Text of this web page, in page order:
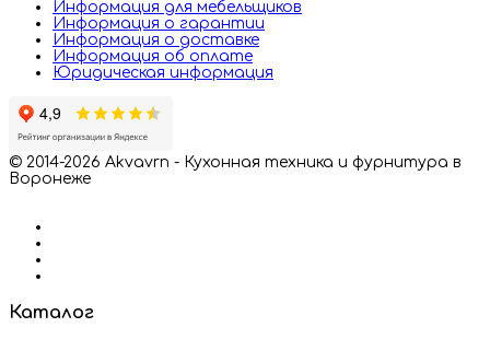
Информация для мебельщиков
Информация о гарантии
Информация о доставке
Информация об оплате
Юридическая информация
© 2014-2026 Akvavrn - Кухонная техника и фурнитура в
Воронеже
Каталог